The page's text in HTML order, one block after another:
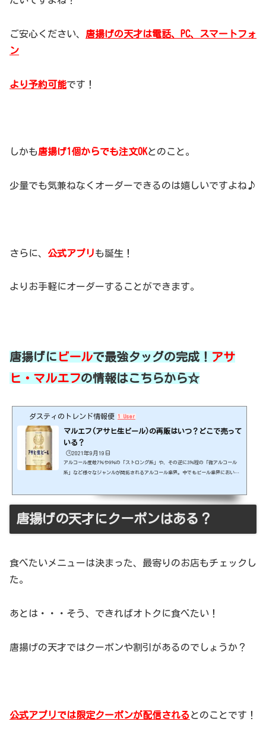
ご安心ください、 唐揚げの天才は電話、PC、スマートフォ
ン
より予約可能です！
しかも唐揚げ1個からでも注文OKとのこと。
少量でも気兼ねなくオーダーできるのは嬉しいですよね♪
さらに、 公式アプリも誕生！
よりお手軽にオーダーすることができます。
唐揚げに ビールで最強タッグの完成！ アサ
ヒ・マルエフの情報はこちらから☆
ダスティのトレンド情報便 1 User
マルエフ(アサヒ生ビール)の再販はいつ？どこで売って
いる？
🕒️2021年9月19日
アルコール度数7％や9％の「ストロング系」や、その逆に3％程の「微アルコール
系」など様々なジャンルが開拓されるアルコール業界。中でもビール業界において
回の記事では、入手困難となっているマルエフについて情報をお届けします。出典
元：https://www.asahibeer.co.jp/ スポンサーリンク (adsbygoogle = window.
adsbygoogle || ).push({});マルエフ(アサヒ生...
唐揚げの天才にクーポンはある？
食べたいメニューは決まった、最寄りのお店もチェックし
た。
あとは・・・そう、できればオトクに食べたい！
唐揚げの天才ではクーポンや割引があるのでしょうか？
公式アプリでは限定クーポンが配信される とのことです！